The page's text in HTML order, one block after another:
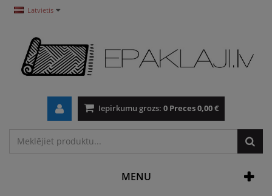
Latvietis
Iepirkumu grozs: 0 Preces0,00 €
MENU